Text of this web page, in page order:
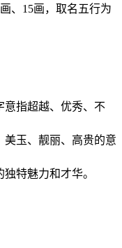
、15画，取名五行为
意指超越、优秀、不
美玉、靓丽、高贵的意
特魅力和才华。